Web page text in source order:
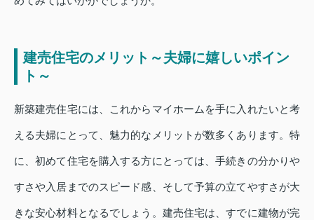
建売住宅のメリット～夫婦に嬉しいポイン
ト～
新築建売住宅には、これからマイホームを手に入れたいと考
える夫婦にとって、魅力的なメリットが数多くあります。特
に、初めて住宅を購入する方にとっては、手続きの分かりや
すさや入居までのスピード感、そして予算の立てやすさが大
きな安心材料となるでしょう。建売住宅は、すでに建物が完